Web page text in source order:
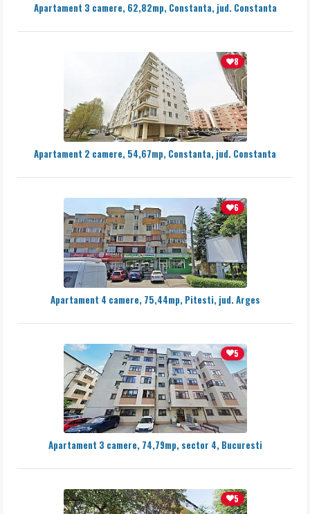
Apartament 3 camere, 62,82mp, Constanta, jud. Constanta
8
Apartament 2 camere, 54,67mp, Constanta, jud. Constanta
6
Apartament 4 camere, 75,44mp, Pitesti, jud. Arges
5
Apartament 3 camere, 74,79mp, sector 4, Bucuresti
5